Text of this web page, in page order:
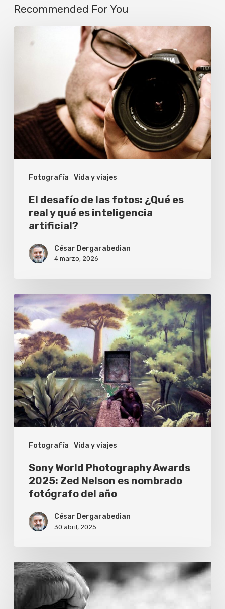
Recommended For You
Fotografía Vida y viajes
¿Qué
es
y
inteligencia
artificial?
El desafío de las fotos: ¿Qué es
real y qué es inteligencia
artificial?
César Dergarabedian
4 marzo, 2026
Fotografía Vida y viajes
Sony
World
Photography
Awards
2025:
Zed
Nelson
es
nombrado
fotógrafo
Sony World Photography Awards
2025: Zed Nelson es nombrado
fotógrafo del año
César Dergarabedian
30 abril, 2025
Muestra
fotográfica
acerca